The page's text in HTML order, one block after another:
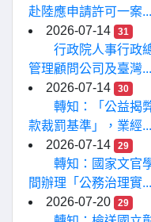
赴陸應申請許可一案...
2026-07-14
31
行政院人事行政
管理顧問公司及臺灣...
2026-07-14
30
轉知：「公益揭
款裁罰基準」，業經...
2026-07-14
29
轉知：國家文官
間辦理「公務治理實...
2026-07-20
29